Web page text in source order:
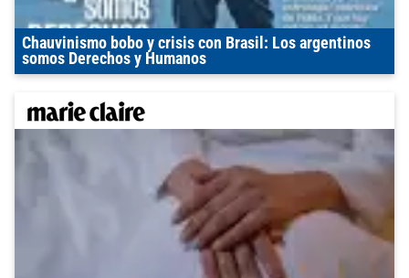
Chauvinismo bobo y crisis con Brasil: Los argentinos
somos Derechos y Humanos